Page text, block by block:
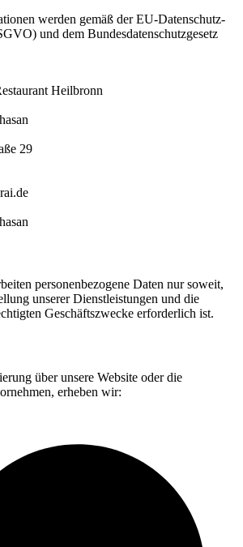
werden gemäß der EU-Datenschutz-
und dem Bundesdatenschutzgesetz
Heilbronn
29
personenbezogene Daten nur soweit,
unserer Dienstleistungen und die
Geschäftszwecke erforderlich ist.
über unsere Website oder die
erheben wir: